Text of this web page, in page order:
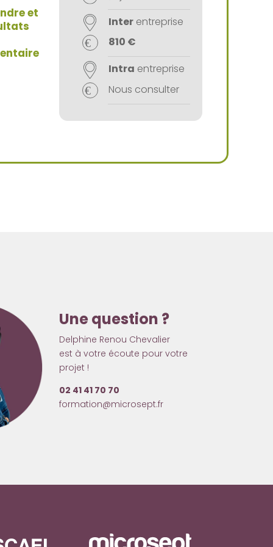
et
Interentreprise
810 €
Intra entreprise
Nous consulter
Une question ?
Delphine Renou Chevalier
est à votre écoute pour votre
projet !
02 41 41 70 70
formation@microsept.fr